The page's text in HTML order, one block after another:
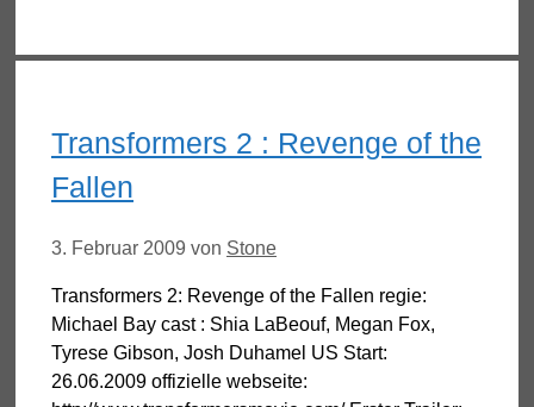
Transformers 2 : Revenge of the
Fallen
3. Februar 2009 von Stone
Transformers 2: Revenge of the Fallen regie:
Michael Bay cast : Shia LaBeouf, Megan Fox,
Tyrese Gibson, Josh Duhamel US Start:
26.06.2009 offizielle webseite: